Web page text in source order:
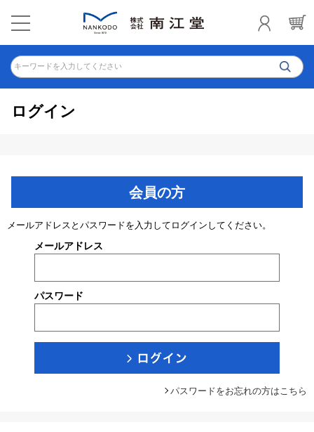
キーワードを入力してください
ログイン
会員の方
メールアドレスとパスワードを入力してログインしてください。
メールアドレス
パスワード
パスワードをお忘れの方はこちら